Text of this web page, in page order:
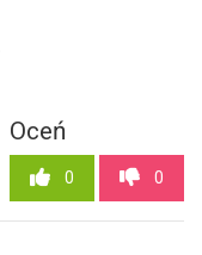
Oceń
0 0